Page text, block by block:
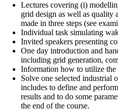
Lectures covering (i)
grid design as well as quality
made in three steps (see
Individual task simulating
Invited speakers presenting
One day introduction and
including grid generation,
Information how to utilize
Solve one selected industrial
includes to define and
results and to do some
the end of the course.